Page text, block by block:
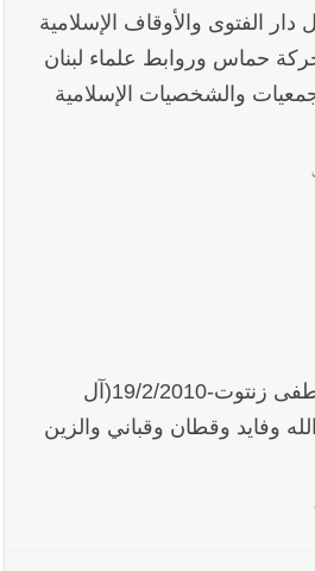
-20/2/2010(آل دار الفتوى والأوقاف الإسلامية
حماس وروابط علماء لبنان
والشخصيات الإسلامية
ـ وفاة الحاجة هند مصطفى زنتوت-19/2/2010(آل
وفايد وقطان وقباني والزين